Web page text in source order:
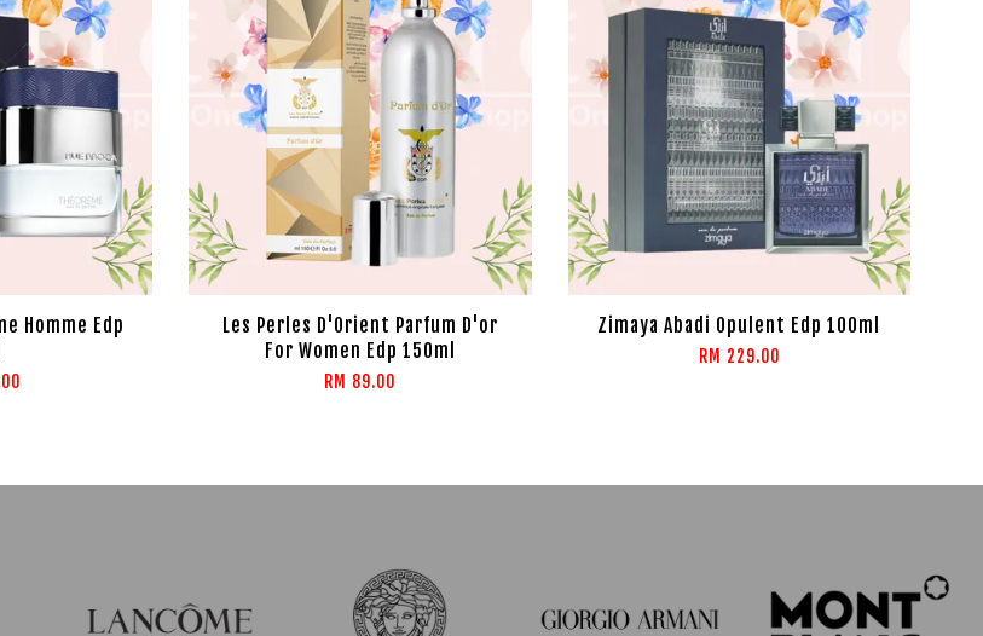
Homme Edp
Les Perles D'Orient Parfum D'or
For Women Edp 150ml
RM 89.00
Zimaya Abadi Opulent Edp 100ml
RM 229.00